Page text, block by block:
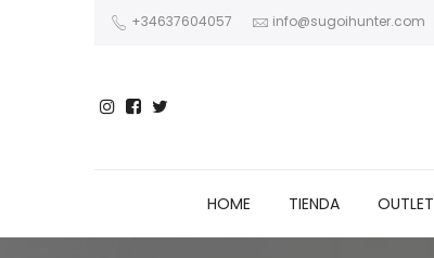
+34637604057 info@sugoihunter.com
HOME TIENDA OUTLET